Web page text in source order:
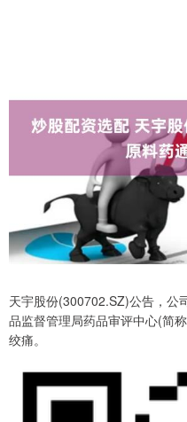
天宇股份(300702.SZ)公告，公
品监督管理局药品审评中心(简
绞痛。